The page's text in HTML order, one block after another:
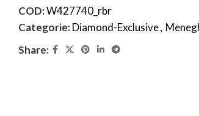
COD:W427740_rbr
Categorie:Diamond-Exclusive,
Share: